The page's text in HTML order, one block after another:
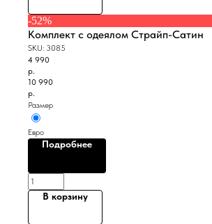
-52%
Комплект с одеялом Страйп-Сатин
SKU: 3085
4 990
р.
10 990
р.
Размер
Евро
Подробнее
В корзину